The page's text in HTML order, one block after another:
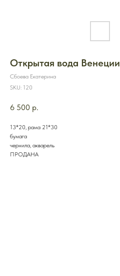
Открытая вода Венеции
Сбоева Екатерина
SKU: 120
6 500 р.
13*20, рама 21*30
бумага
чернила, акварель
ПРОДАНА